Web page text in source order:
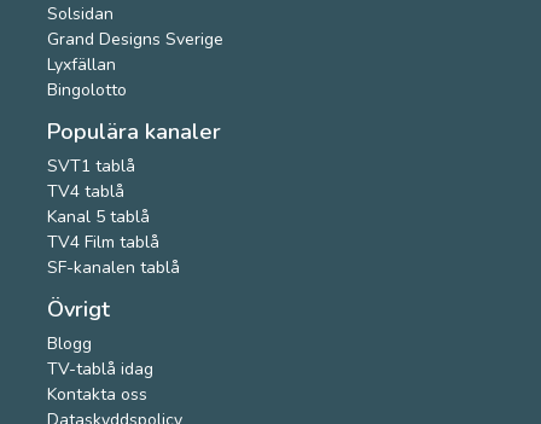
Solsidan
Grand Designs Sverige
Lyxfällan
Bingolotto
Populära kanaler
SVT1 tablå
TV4 tablå
Kanal 5 tablå
TV4 Film tablå
SF-kanalen tablå
Övrigt
Blogg
TV-tablå idag
Kontakta oss